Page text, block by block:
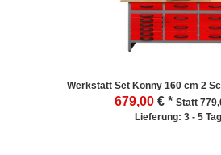
Werkstatt Set Konny 160 cm 2
679,00 € * Statt
Lieferung: 3 - 5